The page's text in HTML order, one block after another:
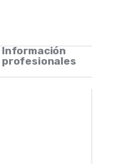
Información
profesionales